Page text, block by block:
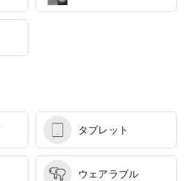
タブレット
ウェアラブル